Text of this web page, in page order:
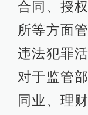
合同、授
所等方面
违法犯罪
对于监管
同业、理